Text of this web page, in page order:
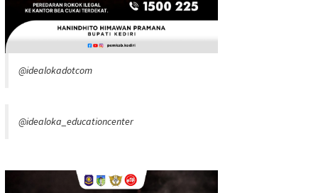
@idealokadotcom
@idealoka_educationcenter